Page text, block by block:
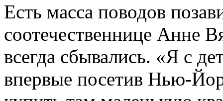
Есть масса поводов
соотечественнице Анне
всегда сбывались. «Я с
впервые посетив Нью-